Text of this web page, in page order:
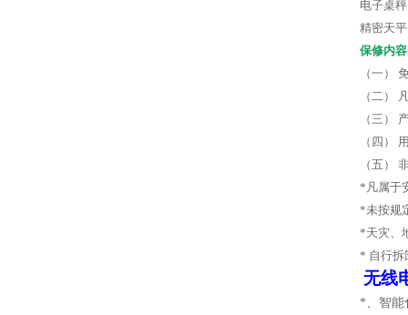
电子桌
精密天
保修内
（一）
（二）
（三）
（四）
（五）
* 凡属于
*未按规
*天灾、
* 自行拆
无线
*、智能